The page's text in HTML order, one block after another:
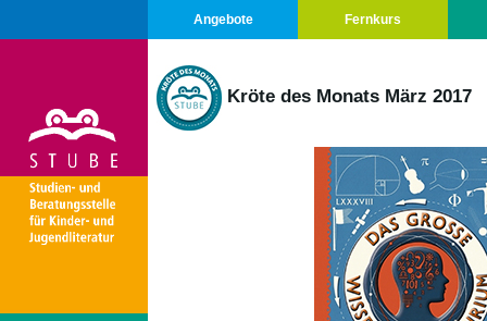
Angebote Fernkurs
Kröte des Monats März 2017